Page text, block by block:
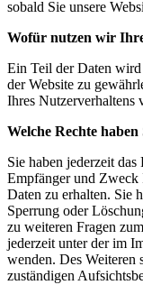
sobald Sie unsere
Wofür nutzen wir
Ein Teil der Daten
der Website zu
Ihres Nutzerverhaltens
Welche Rechte
Sie haben jederzeit
Empfänger und Zweck
Daten zu erhalten. Sie
Sperrung oder
zu weiteren Fragen
jederzeit unter der im
wenden. Des Weiteren
zuständigen